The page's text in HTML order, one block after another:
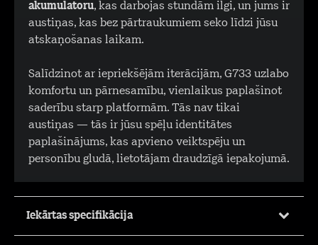
akumulatoru, kas darbojas stundām ilgi, un jums ir
austiņas, kas bez pārtraukumiem seko līdzi jūsu
atskaņošanas laikam.
Salīdzinot ar iepriekšējām iterācijām, G733 uzlabo
komfortu un pārnesamību, vienlaikus paplašinot
saderību starp platformām. Tās nav tikai
austiņas — tās ir jūsu spēļu identitātes
paplašinājums, kas apvieno veiktspēju un
personību gludā, lietotājam draudzīgā iepakojumā.
Iekārtas specifikācija